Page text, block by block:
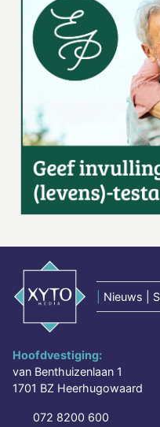
Nieuws |
Hoofdvestiging:
van Benthuizenlaan 1
1701 BZ Heerhugowaard
072 8200 600